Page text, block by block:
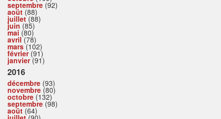
septembre (92)
août (88)
juillet(88)
juin (85)
mai (80)
avril(78)
mars(102)
février(91)
janvier(91)
2016
décembre (93)
novembre (80)
octobre (132)
septembre (98)
août (64)